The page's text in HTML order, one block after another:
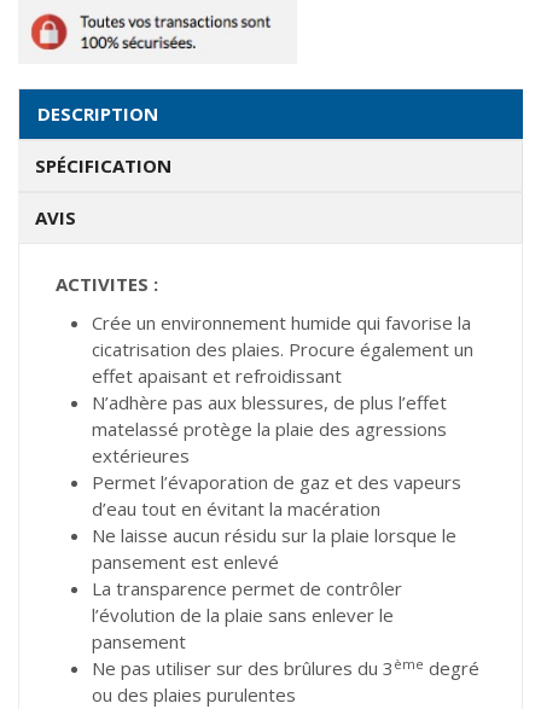
DESCRIPTION
SPÉCIFICATION
AVIS
ACTIVITES :
Crée un environnement humide qui favorise la
cicatrisation des plaies. Procure également un
effet apaisant et refroidissant
N’adhère pas aux blessures, de plus l’effet
matelassé protège la plaie des agressions
extérieures
Permet l’évaporation de gaz et des vapeurs
d’eau tout en évitant la macération
Ne laisse aucun résidu sur la plaie lorsque le
pansement est enlevé
La transparence permet de contrôler
l’évolution de la plaie sans enlever le
pansement
Ne pas utiliser sur des brûlures du 3 ème degré
ou des plaies purulentes